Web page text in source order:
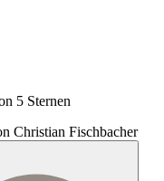
5 Sternen